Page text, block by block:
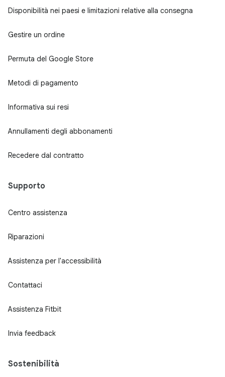
Disponibilità nei paesi e limitazioni relative alla consegna
Gestire un ordine
Permuta del Google Store
Metodi di pagamento
Informativa sui resi
Annullamenti degli abbonamenti
Recedere dal contratto
Supporto
Centro assistenza
Riparazioni
Assistenza per l'accessibilità
Contattaci
Assistenza Fitbit
Invia feedback
Sostenibilità